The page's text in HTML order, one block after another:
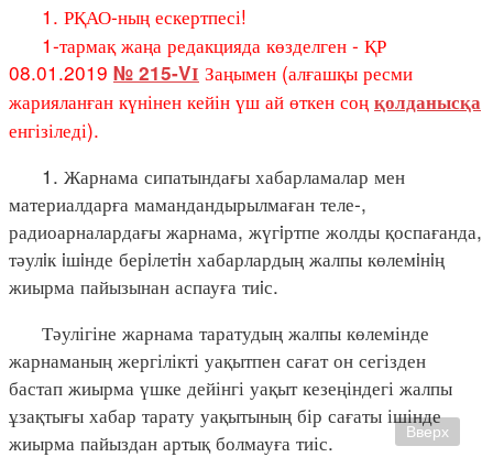
1. РҚАО-ның ескертпесі!
1-тармақ жаңа редакцияда көзделген - ҚР
08.01.2019 № 215-VІ Заңымен (алғашқы ресми
жарияланған күнінен кейін үш ай өткен соң қолданысқа
енгізіледі).
1. Жарнама сипатындағы хабарламалар мен
материалдарға мамандандырылмаған теле-,
радиоарналардағы жарнама, жүгiртпе жолды қоспағанда,
тәулiк iшiнде берiлетiн хабарлардың жалпы көлемiнiң
жиырма пайызынан аспауға тиiс.
Тәулігіне жарнама таратудың жалпы көлемінде
жарнаманың жергілікті уақытпен сағат он сегізден
бастап жиырма үшке дейінгі уақыт кезеңіндегі жалпы
ұзақтығы хабар тарату уақытының бір сағаты ішінде
жиырма пайыздан артық болмауға тиіс.
Вверх